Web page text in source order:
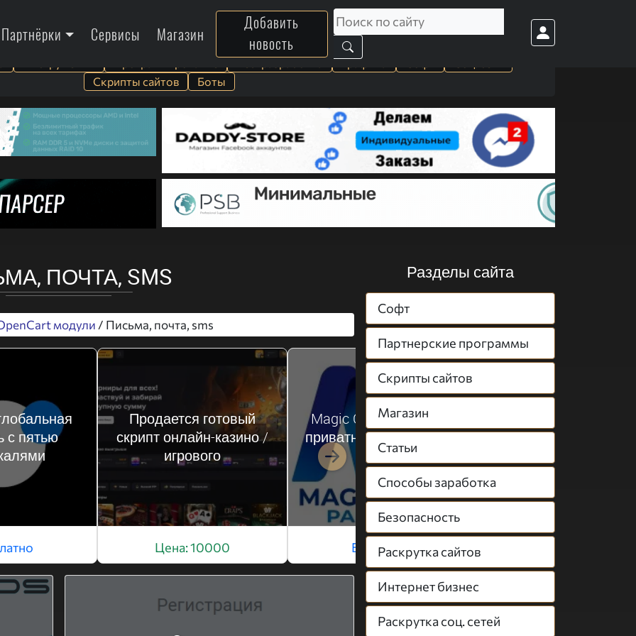
Партнёрки Сервисы Магазин
Добавить
новость
Графика
Скрипты сайтов
Боты
ПОЧТА, SMS
модули/ Письма, почта, sms
с пятью
Продается готовый
скрипт онлайн-казино /
игрового
Цена: 10000
Magic Click Partners —
приватная партнёрская
сеть
Бесплатно
EDEM Partners —
Вперёд
Разделы сайта
Софт
Партнерские программы
Скрипты сайтов
Магазин
Статьи
Способы заработка
Безопасность
Раскрутка сайтов
Интернет бизнес
Раскрутка соц. сетей